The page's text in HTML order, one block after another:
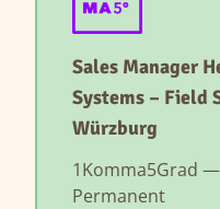
Sales Manager
Systems – Field
Würzburg
1Komma5Grad —
Permanent